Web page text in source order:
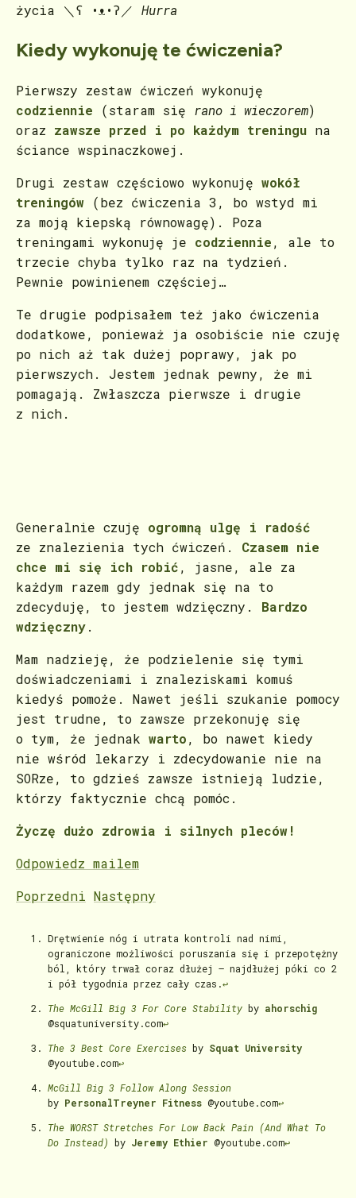
życia ＼ʕ •ᴥ•ʔ／ Hurra
Kiedy wykonuję te ćwiczenia?
Pierwszy zestaw ćwiczeń wykonuję
codziennie (staram się rano i wieczorem)
oraz zawsze przed i po każdym treningu na
ściance wspinaczkowej.
Drugi zestaw częściowo wykonuję wokół
treningów (bez ćwiczenia 3, bo wstyd mi
za moją kiepską równowagę). Poza
treningami wykonuję je codziennie, ale to
trzecie chyba tylko raz na tydzień.
Pewnie powinienem częściej…
Te drugie podpisałem też jako ćwiczenia
dodatkowe, ponieważ ja osobiście nie czuję
po nich aż tak dużej poprawy, jak po
pierwszych. Jestem jednak pewny, że mi
pomagają. Zwłaszcza pierwsze i drugie
z nich.
Generalnie czuję ogromną ulgę i radość
ze znalezienia tych ćwiczeń. Czasem nie
chce mi się ich robić, jasne, ale za
każdym razem gdy jednak się na to
zdecyduję, to jestem wdzięczny. Bardzo
wdzięczny.
Mam nadzieję, że podzielenie się tymi
doświadczeniami i znaleziskami komuś
kiedyś pomoże. Nawet jeśli szukanie pomocy
jest trudne, to zawsze przekonuję się
o tym, że jednak warto, bo nawet kiedy
nie wśród lekarzy i zdecydowanie nie na
SORze, to gdzieś zawsze istnieją ludzie,
którzy faktycznie chcą pomóc.
Życzę dużo zdrowia i silnych pleców!
Odpowiedz mailem
Poprzedni Następny
Drętwienie nóg i utrata kontroli nad nimi,
ograniczone możliwości poruszania się i przepotężny
ból, który trwał coraz dłużej – najdłużej póki co 2
i pół tygodnia przez cały czas.↩
The McGill Big 3 For Core Stability by ahorschig
@squatuniversity.com↩
The 3 Best Core Exercises by Squat University
@youtube.com↩
McGill Big 3 Follow Along Session
by PersonalTreyner Fitness @youtube.com↩
The WORST Stretches For Low Back Pain (And What To
Do Instead) by Jeremy Ethier @youtube.com↩